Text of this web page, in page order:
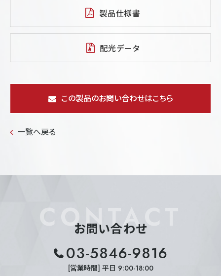
製品仕様書
配光データ
この製品のお問い合わせはこちら
一覧へ戻る
CONTACT
お問い合わせ
03-5846-9816
[営業時間] 平日 9:00-18:00